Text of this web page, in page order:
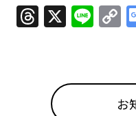
Threads
X Line
お